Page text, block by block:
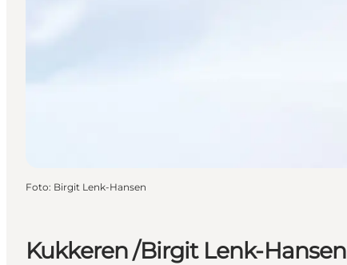
Kukkeren /Birgit Lenk-Hansen
Foto: Birgit Lenk-Hansen